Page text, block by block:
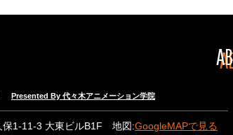
Presented By 代々木アニメーション学院
保1-11-3 大東ビルB1F 地図:GoogleMAPで見る